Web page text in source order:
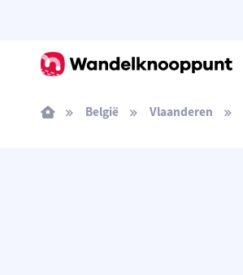
België Vlaanderen